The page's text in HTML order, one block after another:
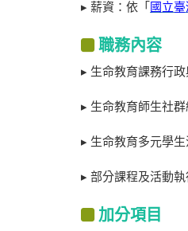
▸ 薪資：依「 國立
​職務內容
▸ 生命教育課務行
▸ 生命教育師生社
▸ 生命教育多元學
▸ 部分課程及活動
​加分項目